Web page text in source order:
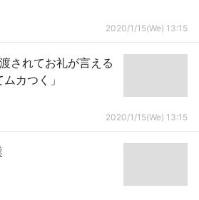
2020/1/15(We) 13:15
されてお礼が言える
カつく」
2020/1/15(We) 13:15